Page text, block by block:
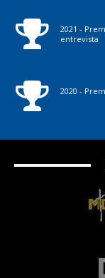
2021 -
entrevista
2020 -